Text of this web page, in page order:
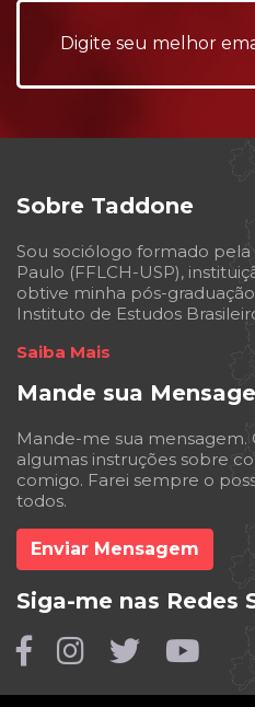
Sobre Taddone
Sou sociólogo formado pela
Paulo (FFLCH-USP),
obtive minha pós-
Instituto de Estudos
Saiba Mais
Mande sua
Mande-me sua mensagem.
algumas instruções sobre
comigo. Farei sempre o
todos.
Enviar Mensagem
Siga-me nas Redes